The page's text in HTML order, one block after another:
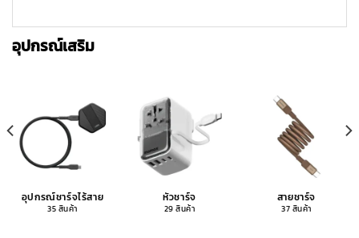
อุปกรณ์เสริม
อุปกรณ์ชาร์จไร้สาย
35 สินค้า
หัวชาร์จ
29 สินค้า
สายชาร์จ
37 สินค้า